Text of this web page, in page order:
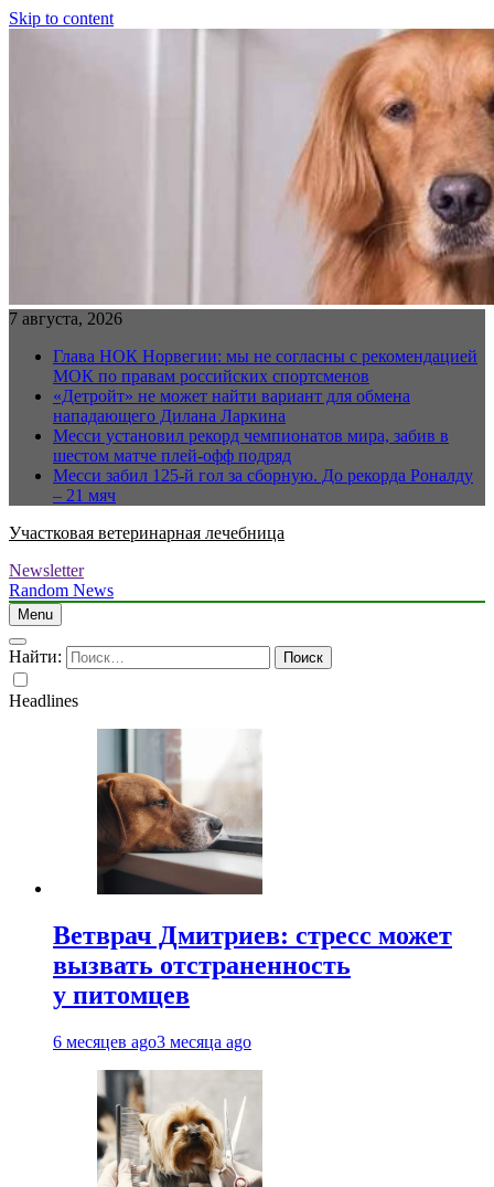
Skip to content
7 августа, 2026
Глава НОК Норвегии: мы не согласны с рекомендацией
МОК по правам российских спортсменов
«Детройт» не может найти вариант для обмена
нападающего Дилана Ларкина
Месси установил рекорд чемпионатов мира, забив в
шестом матче плей‑офф подряд
Месси забил 125-й гол за сборную. До рекорда Роналду
– 21 мяч
Участковая ветеринарная лечебница
Newsletter
Random News
Menu
Найти:
Headlines
Ветврач Дмитриев: стресс может
вызвать отстраненность
у питомцев
6 месяцев ago3 месяца ago